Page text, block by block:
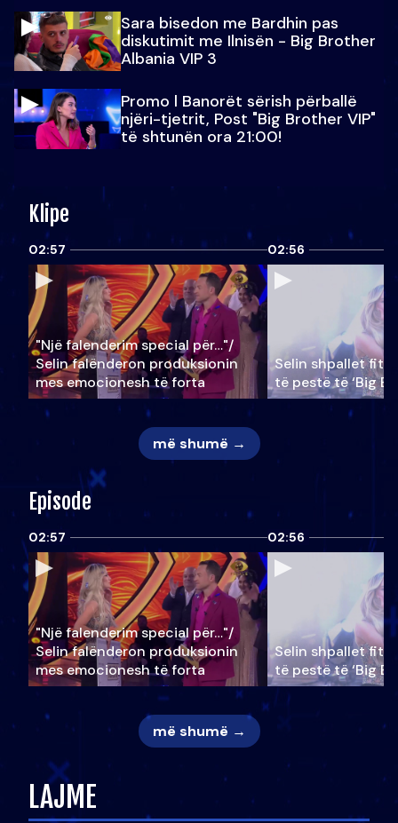
Sara bisedon me Bardhin pas
diskutimit me Ilnisën - Big Brother
Albania VIP 3
Promo l Banorët sërish përballë
njëri-tjetrit, Post "Big Brother VIP"
të shtunën ora 21:00!
Klipe
02:57
"Një falenderim special për…"/
Selin falënderon produksionin
mes emocionesh të forta
02:56
Selin shpallet
të pestë të ‘Big
më shumë →
Episode
02:57
"Një falenderim special për…"/
Selin falënderon produksionin
mes emocionesh të forta
02:56
Selin shpallet
të pestë të ‘Big
më shumë →
LAJME